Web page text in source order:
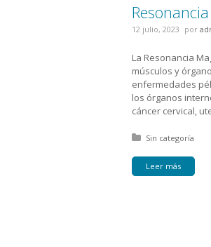
12 julio, 2023 por
La Resonancia
músculos y
enfermedades
los órganos
cáncer cervical,
Posted in:
Sin categoría
Leer más